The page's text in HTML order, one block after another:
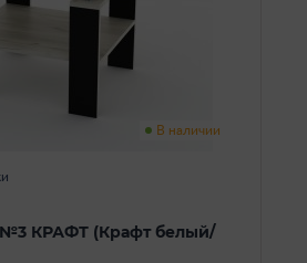
В наличии
КРАФТ (Крафт белый/